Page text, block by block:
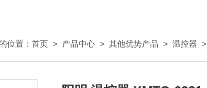
位置： 首页 > 产品中心 > 其他优势产品 > 温控器 >